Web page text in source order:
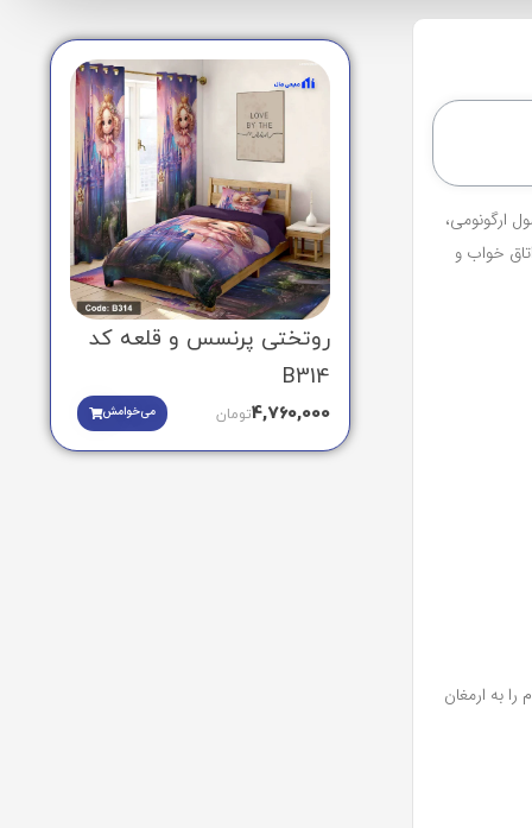
ارگونومی،
خواب و
به ارمغان
روتختی پرنسس و قلعه کد
B314
4,760,000تومان می‌خوامش